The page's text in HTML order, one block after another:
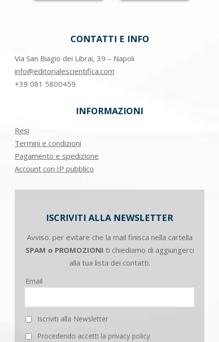
CONTATTI E INFO
Via San Biagio dei Librai, 39 – Napoli
info@editorialescientifica.com
+39 081 5800459
INFORMAZIONI
Resi
Termini e condizioni
Pagamento e spedizione
Account con IP pubblico
ISCRIVITI ALLA NEWSLETTER
Avviso: per evitare che la mail finisca nella cartella
SPAM o PROMOZIONI ti chiediamo di aggiungerci
alla tua lista dei contatti.
Email
Iscriviti alla Newsletter
Procedendo accetti la privacy policy